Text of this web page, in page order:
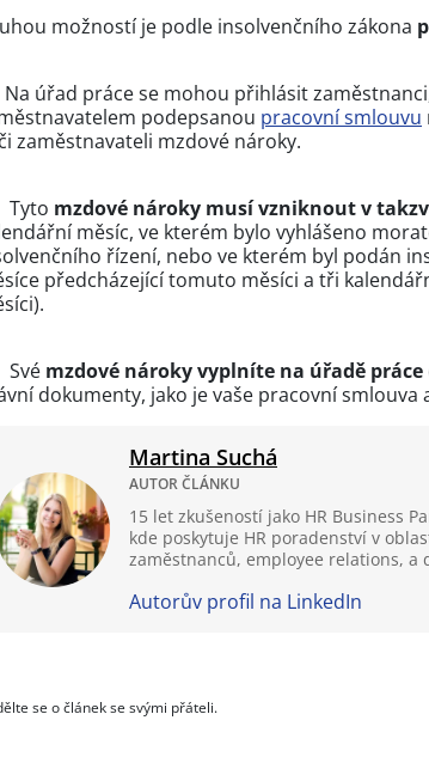
možností je podle insolvenčního zákona
úřad práce se mohou přihlásit
podepsanou pracovní smlouvu
zaměstnavateli mzdové nároky.
mzdové nároky musí vzniknout v
měsíc, ve kterém bylo vyhlášeno
řízení, nebo ve kterém byl podán
předcházející tomuto měsíci a tři
mzdové nároky vyplníte na úřadě práce
dokumenty, jako je vaše pracovní smlouva
Martina Suchá
AUTOR ČLÁNKU
15 let zkušeností jako HR Business
kde poskytuje HR poradenství v
zaměstnanců, employee relations, a
Autorův profil na LinkedIn
se o článek se svými přáteli.